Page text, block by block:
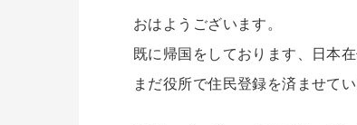
おはようございます。
既に帰国をしております、日本
まだ役所で住民登録を済ませて